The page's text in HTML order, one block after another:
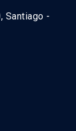
Santiago -